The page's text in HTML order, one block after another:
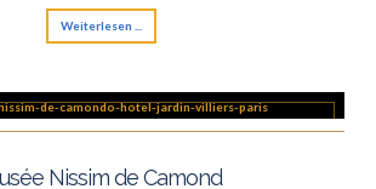
Weiterlesen ...
Nissim de Camond